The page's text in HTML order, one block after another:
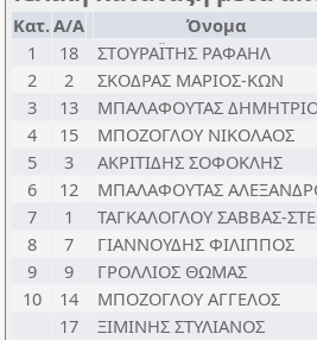
Κατ.Α/Α Όνομα
1
18 ΣΤΟΥΡΑΪΤΗΣ ΡΑΦΑΗΛ
2
2 ΣΚΟΔΡΑΣ ΜΑΡΙΟΣ-ΚΩΝ
3
13 ΜΠΑΛΑΦΟΥΤΑΣ
4
15 ΜΠΟΖΟΓΛΟΥ ΝΙΚΟΛΑΟΣ
5
3 ΑΚΡΙΤΙΔΗΣ ΣΟΦΟΚΛΗΣ
6
12 ΜΠΑΛΑΦΟΥΤΑΣ
7
1 ΤΑΓΚΑΛΟΓΛΟΥ ΣΑΒΒΑΣ-
8
7 ΓΙΑΝΝΟΥΔΗΣ ΦΙΛΙΠΠΟΣ
9
9 ΓΡΟΛΛΙΟΣ ΘΩΜΑΣ
10
14 ΜΠΟΖΟΓΛΟΥ ΑΓΓΕΛΟΣ
17
ΞΙΜΙΝΗΣ ΣΤΥΛΙΑΝΟΣ